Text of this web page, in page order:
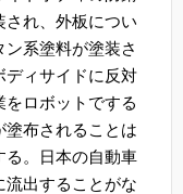
され、外板につい
系塗料が塗装さ
ディサイドに反対
ロボットでする
塗布されることは
る。日本の自動車
流出することがな